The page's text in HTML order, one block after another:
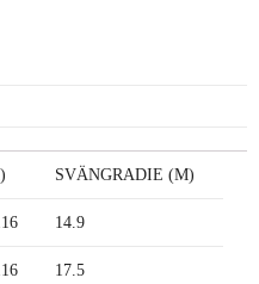
SVÄNGRADIE (M)
14.9
17.5